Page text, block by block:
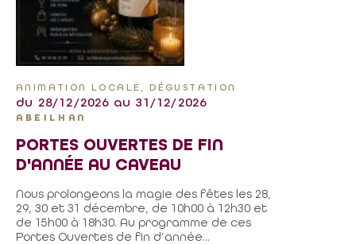
ANIMATION LOCALE, DÉGUSTATION
du 28/12/2026 au 31/12/2026
ABEILHAN
PORTES OUVERTES DE FIN
D'ANNÉE AU CAVEAU
Nous prolongeons la magie des fêtes les 28,
29, 30 et 31 décembre, de 10h00 à 12h30 et
de 15h00 à 18h30. Au programme de ces
Portes Ouvertes de fin d’année...